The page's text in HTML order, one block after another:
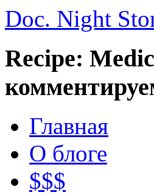
Doc. Night
Recipe:
Главная
О блоге
$$$